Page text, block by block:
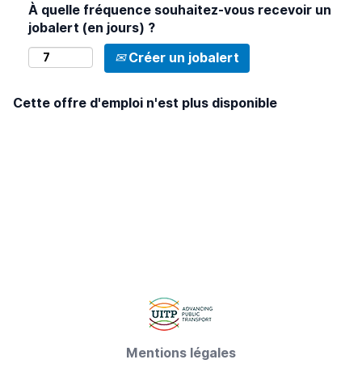
À quelle fréquence souhaitez-vous recevoir un
jobalert (en jours) ?
Créer un jobalert
Cette offre d'emploi n'est plus disponible
Mentions légales